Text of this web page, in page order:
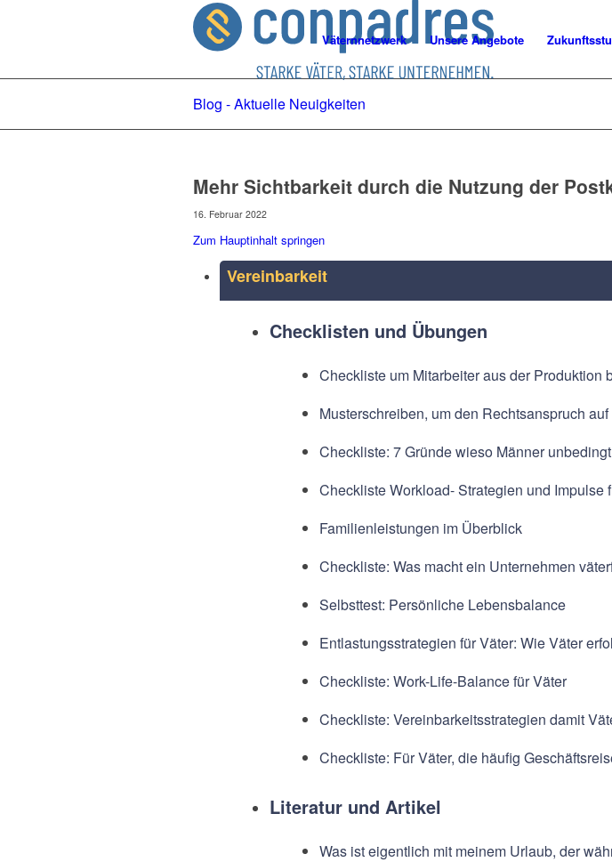
Väternnetzwerk Unsere Angebote
Blog - Aktuelle Neuigkeiten
Mehr Sichtbarkeit durch die Nutzung der
16. Februar 2022
Zum Hauptinhalt springen
Vereinbarkeit
Checklisten und Übungen
Checkliste um Mitarbeiter aus der Produktion
Musterschreiben, um den Rechtsanspruch
Checkliste: 7 Gründe wieso Männer
Checkliste Workload- Strategien und Impulse
Familienleistungen im Überblick
Checkliste: Was macht ein Unternehmen
Selbsttest: Persönliche Lebensbalance
Entlastungsstrategien für Väter: Wie Väter
Checkliste: Work-Life-Balance für Väter
Checkliste: Vereinbarkeitsstrategien damit
Checkliste: Für Väter, die häufig
Literatur und Artikel
Was ist eigentlich mit meinem Urlaub, der